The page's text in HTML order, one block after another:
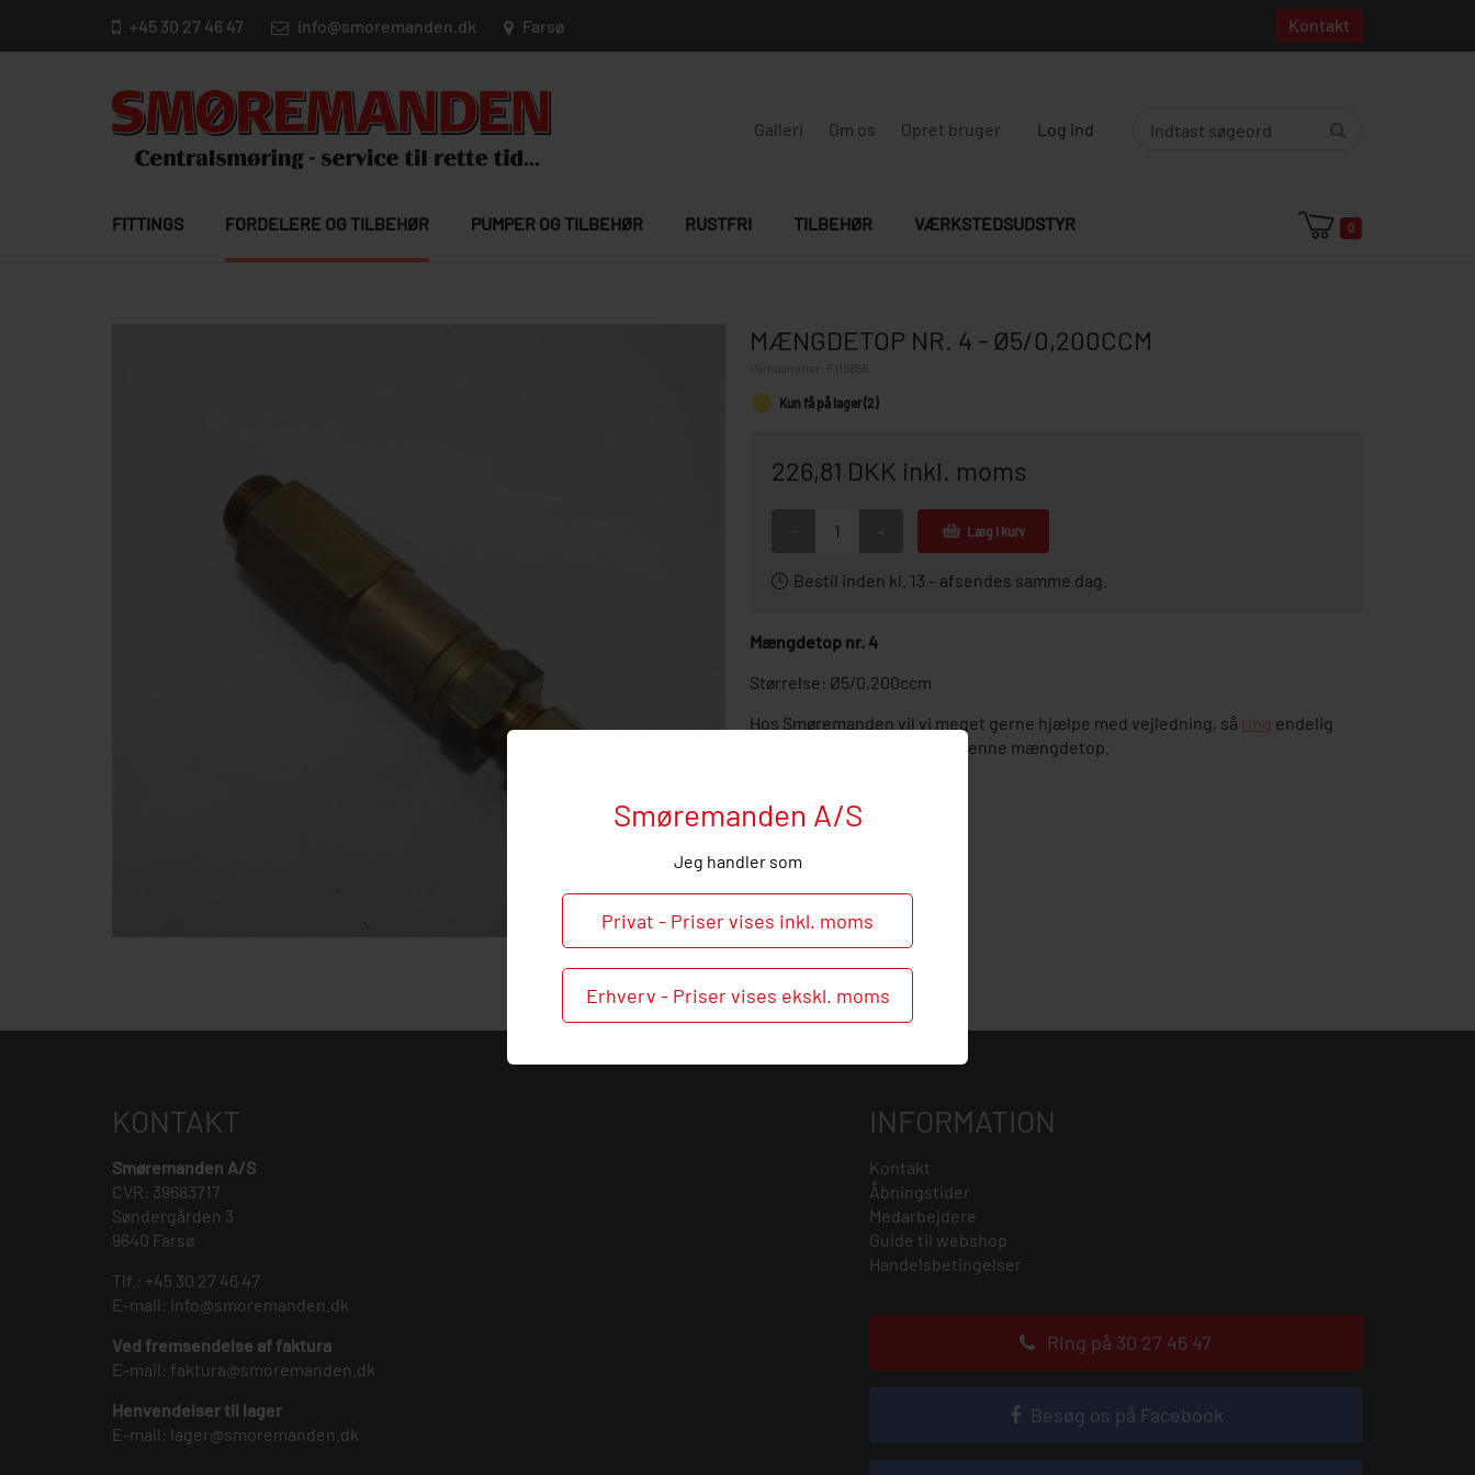
Smøremanden A/S
Jeg handler som
Privat - Priser vises inkl. moms
Erhverv - Priser vises ekskl. moms
+45 30 27 46 47 info@smoremanden.dk Farsø Kontakt
Galleri Om os Opret bruger Log ind
FITTINGS FORDELERE OG TILBEHØR PUMPER OG TILBEHØR RUSTFRI TILBEHØR VÆRKSTEDSUDSTYR 0
MÆNGDETOP NR. 4 - Ø5/0,200CCM
F115855
Kun få på lager (2)
226,81 DKK inkl. moms
Læg i kurv
Bestil inden kl. 13 – afsendes samme dag.
Mængdetop nr. 4
Størrelse: Ø5/0,200ccm
Hos Smøremanden vil vi meget gerne hjælpe med vejledning, så ring endelig
ved behov og spørgsmål til denne mængdetop.
KONTAKT
Smøremanden A/S
CVR: 39683717
Søndergården 3
9640 Farsø
Tlf.: +45 30 27 46 47
E-mail: info@smoremanden.dk
Ved fremsendelse af faktura
E-mail: faktura@smoremanden.dk
Henvendelser til lager
E-mail: lager@smoremanden.dk
INFORMATION
Kontakt
Åbningstider
Medarbejdere
Guide til webshop
Handelsbetingelser
Ring på 30 27 46 47
Besøg os på Facebook